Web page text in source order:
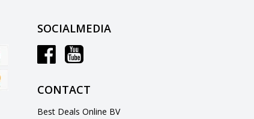
SOCIALMEDIA
CONTACT
Best Deals Online BV